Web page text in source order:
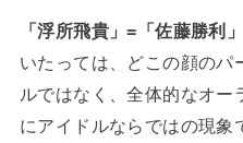
「浮所飛貴」=「佐藤勝利
いたっては、どこの顔のパ
ルではなく、全体的なオー
にアイドルならではの現象